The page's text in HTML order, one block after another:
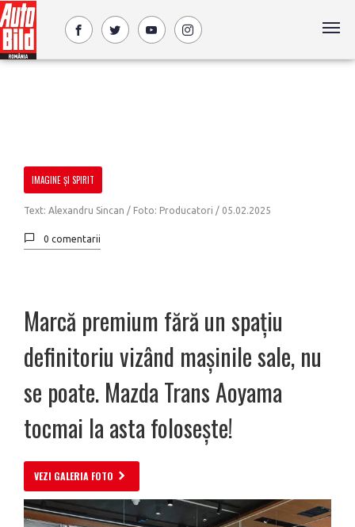
IMAGINE ȘI SPIRIT
Text: Alexandru Sincan / Foto: Producatori / 05.02.2025
0 comentarii
Marcă premium fără un spațiu
definitoriu vizând mașinile sale, nu
se poate. Mazda Trans Aoyama
tocmai la asta folosește!
VEZI GALERIA FOTO